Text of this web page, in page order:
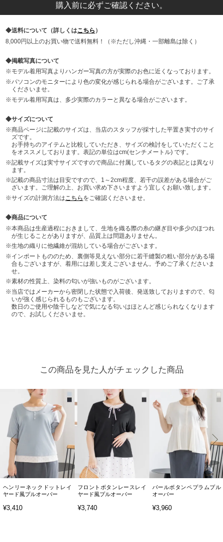
購入前に必ずご確認ください。
送料について（詳しくはこちら ）
8,000円以上のお買い物で送料無料！（※ただし沖縄・一部離島は除く）
掲載写真について
モデル着用写真よりハンガー写真の方が実際のお色に近くなっております。
パソコンのモニターにより色の変化が感じられる場合がございます。ご了承
くださいませ。
モデル着用写真は、多少実際のカラーと異なる場合がございます。
サイズについて
商品ページに記載のサイズは、当店のスタッフが採寸した平置き実寸のサイ
ズです。
お手持ちのアイテムと比較していただき、サイズの検討をしていただくこと
をオススメしております。表記の単位はcm(センチメートル) です。
記載サイズは実寸サイズですので商品に付属しているタグの表記とは異なり
ます。
記載の商品寸法は目安ですので、1～2cm程度、若干の誤差がある場合がご
ざいます。ご理解の上、お買い求め下さいますよう宜しくお願い致します。
サイズの計測方法はこちら をご確認くださいませ。
商品について
本商品は生産過程におきまして、生地を織る際の糸の継ぎ目や多少のほつれ
が生じることがありますが、品質上は問題ありません。
生地の織りに他繊維が混紡している場合がございます。
インポートもののため、裏側等見えない部分に若干縫製の粗い部分がある場
合もございますが、着用には差し支えございません。予めご了承くださいま
せ。
素材の性質上、染料の匂いが強いものがございます。
当店ではメーカーから密閉した状態で入荷後、発送致しておりますので、匂
いが強く感じられるものもございます。
数日のご使用や陰干しなどで気になる匂いはほとんど感じられなくなります
ので、お試しくださいませ。
この商品を見た人がチェックした商品
ヘンリーネックドットレイ
ヤード風プルオーバー
¥3,410
フロントボタンレースレイ
ヤード風プルオーバー
¥3,740
パールボタンペプラムプル
オーバー
¥3,960